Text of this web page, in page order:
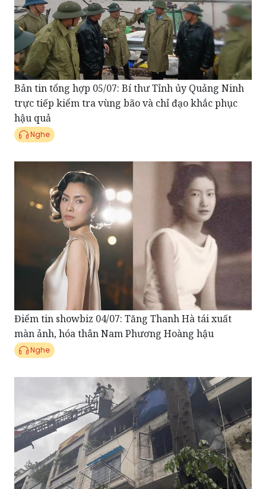
Bản tin tổng hợp 05/07: Bí thư Tỉnh ủy Quảng Ninh
trực tiếp kiểm tra vùng bão và chỉ đạo khắc phục
hậu quả
Nghe
Điểm tin showbiz 04/07: Tăng Thanh Hà tái xuất
màn ảnh, hóa thân Nam Phương Hoàng hậu
Nghe
Điểm tin Pháp luật 03/07: Cháy nhà liền kề ở Hà Nội,